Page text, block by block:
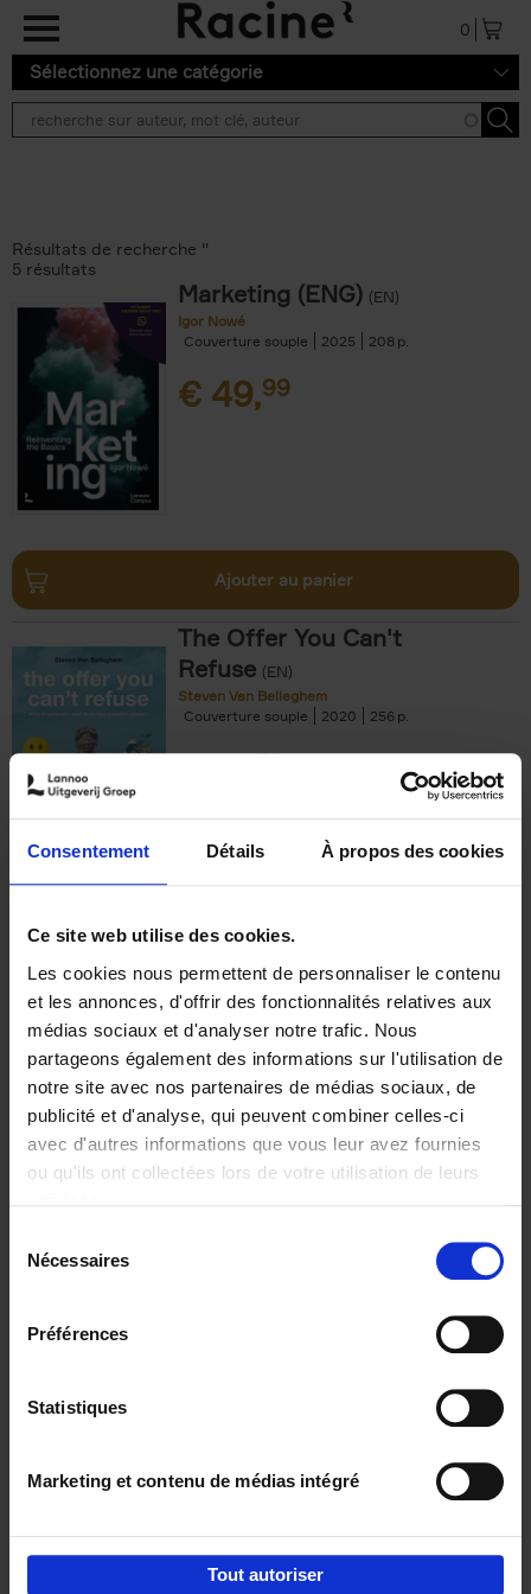
Consentement Détails À propos des cookies
Ce site web utilise des cookies.
Les cookies nous permettent de personnaliser le contenu
et les annonces, d'offrir des fonctionnalités relatives aux
médias sociaux et d'analyser notre trafic. Nous
partageons également des informations sur l'utilisation de
notre site avec nos partenaires de médias sociaux, de
publicité et d'analyse, qui peuvent combiner celles-ci
avec d'autres informations que vous leur avez fournies
ou qu'ils ont collectées lors de votre utilisation de leurs
Nécessaires
Préférences
Statistiques
Marketing et contenu de médias intégré
Tout autoriser
Aller au contenu principal
0
Sélectionnez une catégorie
Résultats de recherche ''
5 résultats
Marketing (ENG) (EN)
Igor Nowé
Couverture souple
2025 208
€ 49,99
Ajouter au panier
The Offer You Can't
Refuse (EN)
Steven Van Belleghem
Couverture souple
2020 256
€37,50
Building Bonds = Building
Business
Jochen Roef Jozefien De Feyter
Carolien Boom
Couverture souple
2025 200
€29,99
Digital marketing like a PRO -
completely revised edition (EN)